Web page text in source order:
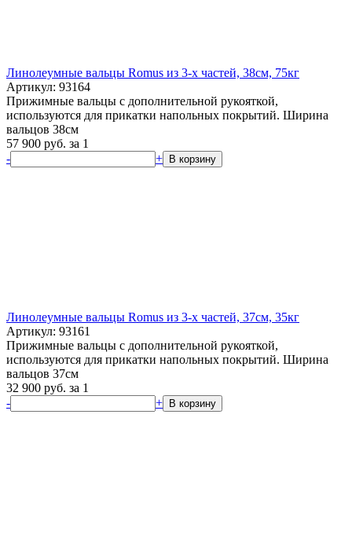
Линолеумные вальцы Romus из 3-х частей, 38см, 75кг
Артикул: 93164
Прижимные вальцы с дополнительной рукояткой,
используются для прикатки напольных покрытий. Ширина
вальцов 38см
57 900 руб. за 1
-
+ В корзину
Линолеумные вальцы Romus из 3-х частей, 37см, 35кг
Артикул: 93161
Прижимные вальцы с дополнительной рукояткой,
используются для прикатки напольных покрытий. Ширина
вальцов 37см
32 900 руб. за 1
-
+ В корзину